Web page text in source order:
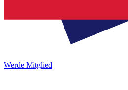
Werde Mitglied